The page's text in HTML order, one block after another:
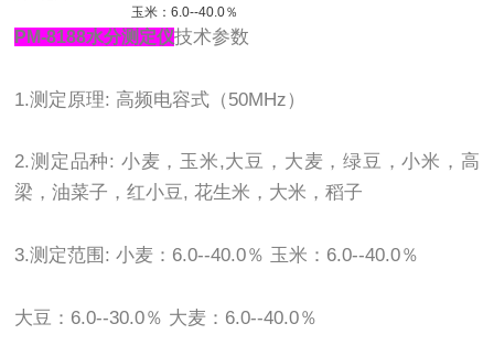
玉米：6.0--40.0％
PM-8188水分测定仪技术参数
1.测定原理: 高频电容式（50MHz）
2.测定品种: 小麦，玉米,大豆，大麦，绿豆，小米，高
梁，油菜子，红小豆, 花生米，大米，稻子
3.测定范围: 小麦：6.0--40.0％ 玉米：6.0--40.0％
大豆：6.0--30.0％ 大麦：6.0--40.0％